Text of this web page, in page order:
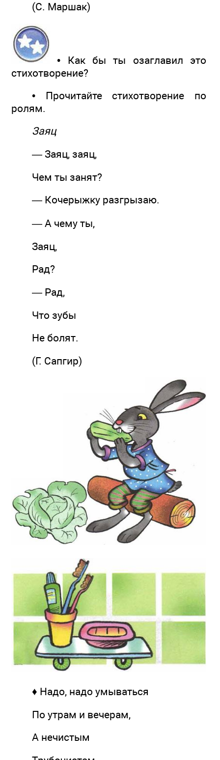
(С. Маршак)
• Как бы ты озаглавил это
стихотворение?
• Прочитайте стихотворение по
ролям.
Заяц
— Заяц, заяц,
Чем ты занят?
— Кочерыжку разгрызаю.
— А чему ты,
Заяц,
Рад?
— Рад,
Что зубы
Не болят.
(Г. Сапгир)
♦ Надо, надо умываться
По утрам и вечерам,
А нечистым